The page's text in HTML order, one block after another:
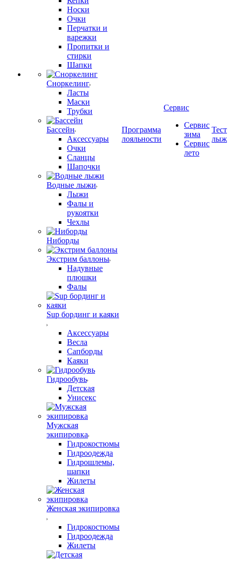
Носки
Очки
Перчатки и
варежки
Пропитки и
стирки
Шапки
Сноркелинг
Ласты
Маски
Трубки
Бассейн
Аксессуары
Очки
Сланцы
Шапочки
Водные лыжи
Лыжи
Фалы и
рукоятки
Чехлы
Ниборды
Экстрим баллоны
Надувные
плюшки
Фалы
Sup бординг и каяки
Аксессуары
Весла
Сапборды
Каяки
Гидрообувь
Детская
Унисекс
Мужская
экипировка
Гидрокостюмы
Гидроодежда
Гидрошлемы,
шапки
Жилеты
Женская экипировка
Гидрокостюмы
Гидроодежда
Жилеты
Программа
лояльности
Сервис
Сервис
зима
Сервис
лето
Тест
лыж